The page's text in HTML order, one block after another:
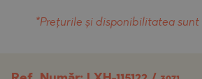
*Prețurile și disponibilitatea sunt